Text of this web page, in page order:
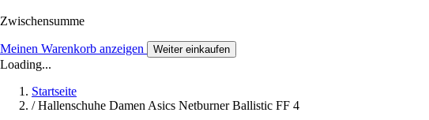
Zwischensumme
Meinen Warenkorb anzeigen Weiter einkaufen
Loading...
Startseite
/ Hallenschuhe Damen Asics Netburner Ballistic FF 4